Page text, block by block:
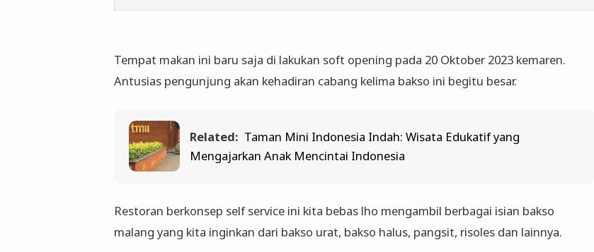
Tempat makan ini baru saja di lakukan soft opening pada 20 Oktober 2023 kemaren.
Antusias pengunjung akan kehadiran cabang kelima bakso ini begitu besar.
Related: Taman Mini Indonesia Indah: Wisata Edukatif yang
Mengajarkan Anak Mencintai Indonesia
Restoran berkonsep self service ini kita bebas lho mengambil berbagai isian bakso
malang yang kita inginkan dari bakso urat, bakso halus, pangsit, risoles dan lainnya.